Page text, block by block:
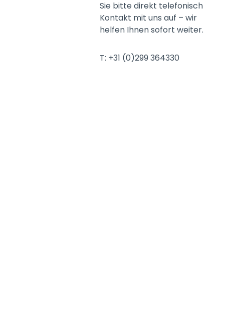
Sie bitte direkt telefonisch
Kontakt mit uns auf – wir
helfen Ihnen sofort weiter.
T: +31 (0)299 364330